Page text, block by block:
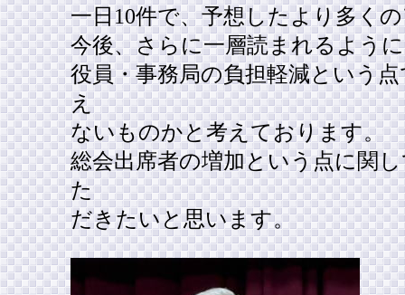
一日10件で、予想したより多く
今後、さらに一層読まれるよう
役員・事務局の負担軽減という
え
ないものかと考えております。
総会出席者の増加という点に関
た
だきたいと思います。